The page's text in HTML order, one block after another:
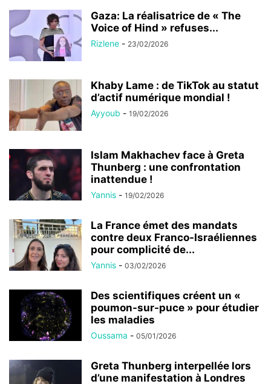
Gaza: La réalisatrice de « The
Voice of Hind » refuses...
Rizlene - 23/02/2026
Khaby Lame : de TikTok au statut
d’actif numérique mondial !
Ayyoub - 19/02/2026
Islam Makhachev face à Greta
Thunberg : une confrontation
inattendue !
Yannis - 19/02/2026
La France émet des mandats
contre deux Franco-Israéliennes
pour complicité de...
Yannis - 03/02/2026
Des scientifiques créent un «
poumon-sur-puce » pour étudier
les maladies
Oussama - 05/01/2026
Greta Thunberg interpellée lors
d’une manifestation à Londres